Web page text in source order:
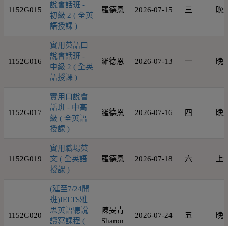
1152G015
說會話班 -
初級 2 ( 全英
語授課 )
羅德恩 2026-07-15 三 晚
1152G016
實用英語口
說會話班 -
中級 2 ( 全英
語授課 )
羅德恩 2026-07-13 一 晚
1152G017
實用口說會
話班 - 中高
級 ( 全英語
授課 )
羅德恩 2026-07-16 四 晚
1152G019
實用職場英
文 ( 全英語
授課 )
羅德恩 2026-07-18 六 上
1152G020
(延至7/24開
班)IELTS雅
思英語聽說
讀寫課程 (
陳旻青
Sharon
2026-07-24 五 晚